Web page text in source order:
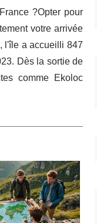
?Opter pour
votre arrivée
l'île a accueilli 847
Dès la sortie de
comme Ekoloc